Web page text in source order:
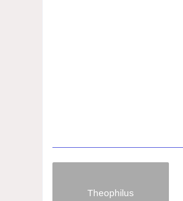
Theophilus